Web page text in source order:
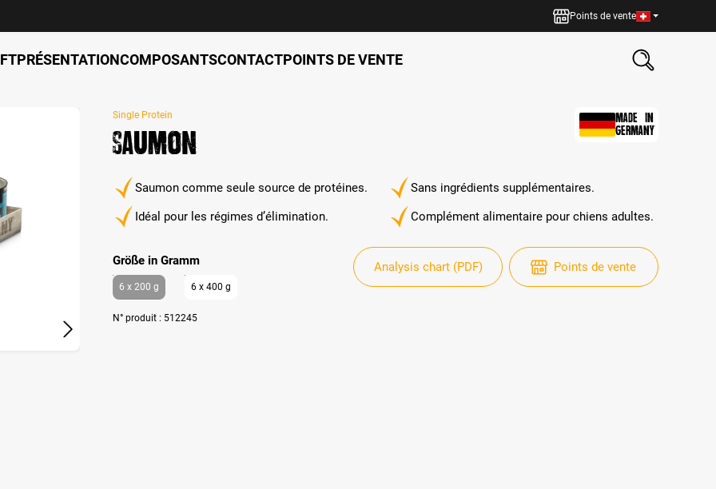
Points de vente
PRÉSENTATIONCOMPOSANTSCONTACTPOINTS DE VENTE
Single Protein
Saumon
MADE IN
GERMANY
Saumon comme seule source de protéines.
Sans ingrédients supplémentaires.
Idéal pour les régimes d’élimination.
Complément alimentaire pour chiens adultes.
Größe in Grammauswählen
6 x 200 g 6 x 400 g
N° produit : 512245
Analysis chart (PDF) Points de vente